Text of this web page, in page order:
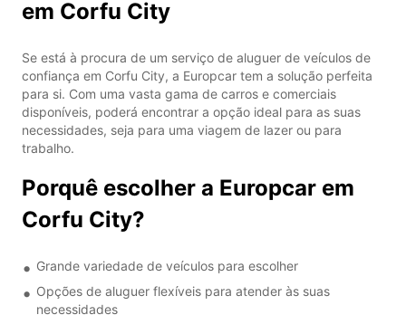
em Corfu City
Se está à procura de um serviço de aluguer de veículos de
confiança em Corfu City, a Europcar tem a solução perfeita
para si. Com uma vasta gama de carros e comerciais
disponíveis, poderá encontrar a opção ideal para as suas
necessidades, seja para uma viagem de lazer ou para
trabalho.
Porquê escolher a Europcar em
Corfu City?
Grande variedade de veículos para escolher
Opções de aluguer flexíveis para atender às suas
necessidades